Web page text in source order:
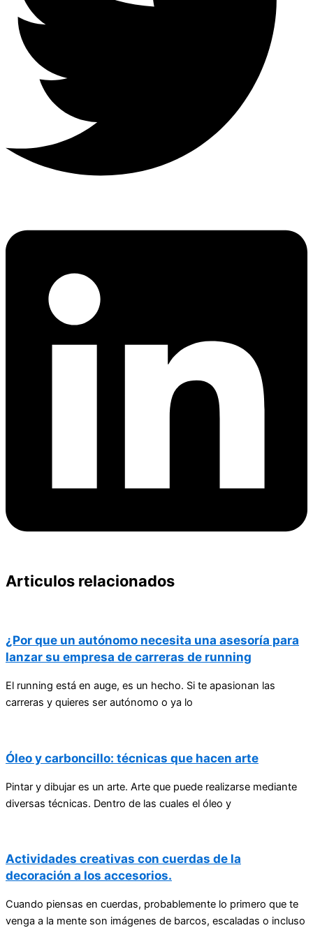
Articulos relacionados
¿Por que un autónomo necesita una asesoría para
lanzar su empresa de carreras de running
El running está en auge, es un hecho. Si te apasionan las
carreras y quieres ser autónomo o ya lo
Óleo y carboncillo: técnicas que hacen arte
Pintar y dibujar es un arte. Arte que puede realizarse mediante
diversas técnicas. Dentro de las cuales el óleo y
Actividades creativas con cuerdas de la
decoración a los accesorios.
Cuando piensas en cuerdas, probablemente lo primero que te
venga a la mente son imágenes de barcos, escaladas o incluso